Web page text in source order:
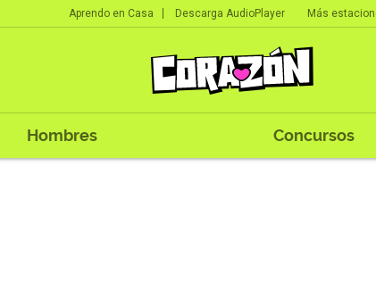
Aprendo en Casa Descarga AudioPlayer Más
Hombres Concursos